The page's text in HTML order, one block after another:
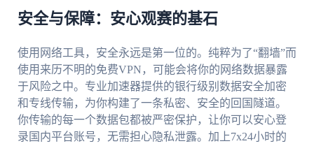
安全与保障：安心观赛的基石
使用网络工具，安全永远是第一位的。纯粹为了“翻墙”而
使用来历不明的免费VPN，可能会将你的网络数据暴露
于风险之中。专业加速器提供的银行级别数据安全加密
和专线传输，为你构建了一条私密、安全的回国隧道。
你传输的每一个数据包都被严密保护，让你可以安心登
录国内平台账号，无需担心隐私泄露。加上7x24小时的